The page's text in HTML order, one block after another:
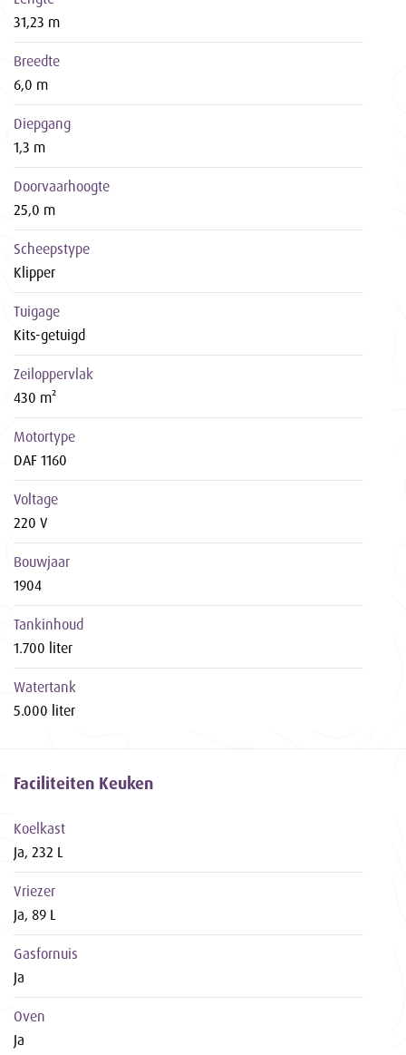
31,23 m
Breedte
6,0 m
Diepgang
1,3 m
Doorvaarhoogte
25,0 m
Scheepstype
Klipper
Tuigage
Kits-getuigd
Zeiloppervlak
430 m²
Motortype
DAF 1160
Voltage
220 V
Bouwjaar
1904
Tankinhoud
1.700 liter
Watertank
5.000 liter
Faciliteiten Keuken
Koelkast
Ja, 232 L
Vriezer
Ja, 89 L
Gasfornuis
Ja
Oven
Ja